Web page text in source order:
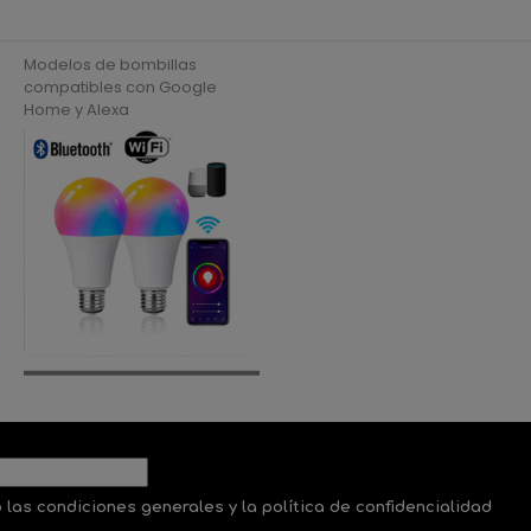
Modelos de bombillas
compatibles con Google
Home y Alexa
las condiciones generales y la política de confidencialidad